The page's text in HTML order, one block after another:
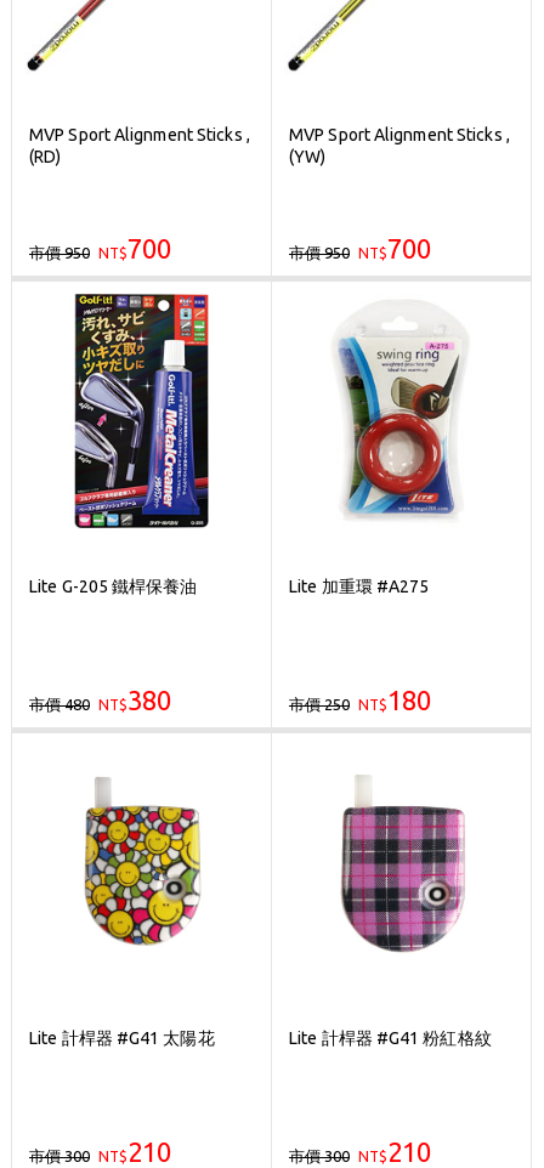
MVP Sport Alignment Sticks ,
(RD)
市價 950 NT$700
MVP Sport Alignment Sticks ,
(YW)
市價 950 NT$700
Lite G-205 鐵桿保養油
市價 480 NT$380
Lite 加重環 #A275
市價 250 NT$ 180
Lite 計桿器 #G41 太陽花
市價 300 NT$ 210
Lite 計桿器 #G41 粉紅格紋
市價 300 NT$ 210